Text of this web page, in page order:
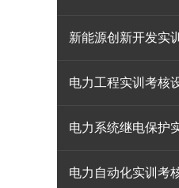
新能源创新开发实
电力工程实训考核
电力系统继电保护
电力自动化实训考